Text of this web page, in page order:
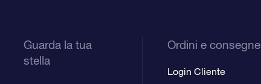
Guarda la tua
stella
Ordini e consegne
Login Cliente